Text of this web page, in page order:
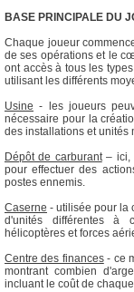
BASE PRINCIPALE DU
Chaque joueur
de ses opérations et le
ont accès à tous les
utilisant les différents
Usine - les joueurs
nécessaire pour la
des installations et unités
Dépôt de carburant– ici,
pour effectuer des
postes ennemis.
Caserne - utilisée pour la
d'unités différentes à
hélicoptères et forces
Centre des finances- ce
montrant combien
incluant le coût de